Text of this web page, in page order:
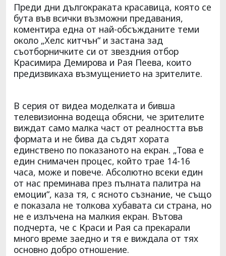
Преди дни дългокраката красавица, която се
бута във всички възможни предавания,
коментира една от най-обсъжданите теми
около „Хелс китчън“ и застана зад
съотборничките си от звездния отбор
Красимира Демирова и Рая Пеева, които
предизвикаха възмущението на зрителите.
В серия от видеа моделката и бивша
телевизионна водеща обясни, че зрителите
виждат само малка част от реалността във
формата и не бива да съдят хората
единствено по показаното на екран. „Това е
един снимачен процес, който трае 14-16
часа, може и повече. Абсолютно всеки един
от нас преминава през пълната палитра на
емоции“, каза тя, с ясното съзнание, че също
е показала не толкова хубавата си страна, но
не е излъчена на малкия екран. Вътова
подчерта, че с Краси и Рая са прекарали
много време заедно и тя е виждала от тях
основно добро отношение.